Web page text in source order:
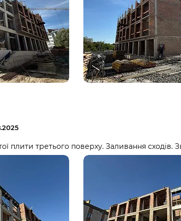
плити третього поверху. Заливання сходів.